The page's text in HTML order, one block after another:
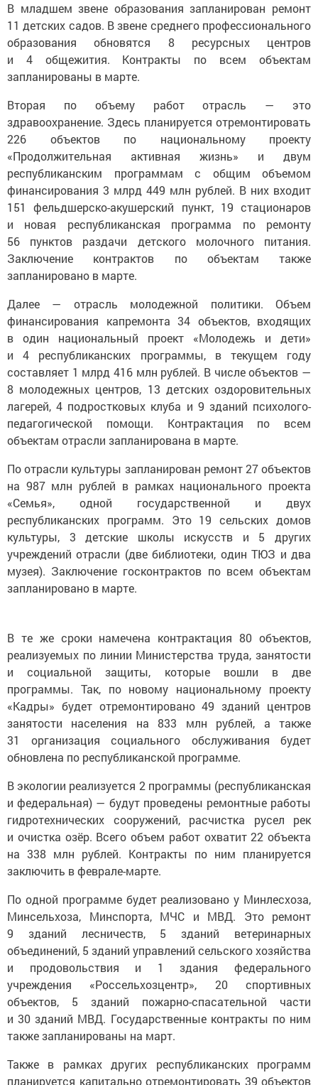
В младшем звене образования запланирован ремонт
11 детских садов. В звене среднего профессионального
образования обновятся 8 ресурсных центров
и 4 общежития. Контракты по всем объектам
запланированы в марте.
Вторая по объему работ отрасль — это
здравоохранение. Здесь планируется отремонтировать
226 объектов по национальному проекту
«Продолжительная активная жизнь» и двум
республиканским программам с общим объемом
финансирования 3 млрд 449 млн рублей. В них входит
151 фельдшерско-акушерский пункт, 19 стационаров
и новая республиканская программа по ремонту
56 пунктов раздачи детского молочного питания.
Заключение контрактов по объектам также
запланировано в марте.
Далее — отрасль молодежной политики. Объем
финансирования капремонта 34 объектов, входящих
в один национальный проект «Молодежь и дети»
и 4 республиканских программы, в текущем году
составляет 1 млрд 416 млн рублей. В числе объектов —
8 молодежных центров, 13 детских оздоровительных
лагерей, 4 подростковых клуба и 9 зданий психолого-
педагогической помощи. Контрактация по всем
объектам отрасли запланирована в марте.
По отрасли культуры запланирован ремонт 27 объектов
на 987 млн рублей в рамках национального проекта
«Семья», одной государственной и двух
республиканских программ. Это 19 сельских домов
культуры, 3 детские школы искусств и 5 других
учреждений отрасли (две библиотеки, один ТЮЗ и два
музея). Заключение госконтрактов по всем объектам
запланировано в марте.
В те же сроки намечена контрактация 80 объектов,
реализуемых по линии Министерства труда, занятости
и социальной защиты, которые вошли в две
программы. Так, по новому национальному проекту
«Кадры» будет отремонтировано 49 зданий центров
занятости населения на 833 млн рублей, а также
31 организация социального обслуживания будет
обновлена по республиканской программе.
В экологии реализуется 2 программы (республиканская
и федеральная) — будут проведены ремонтные работы
гидротехнических сооружений, расчистка русел рек
и очистка озёр. Всего объем работ охватит 22 объекта
на 338 млн рублей. Контракты по ним планируется
заключить в феврале-марте.
По одной программе будет реализовано у Минлесхоза,
Минсельхоза, Минспорта, МЧС и МВД. Это ремонт
9 зданий лесничеств, 5 зданий ветеринарных
объединений, 5 зданий управлений сельского хозяйства
и продовольствия и 1 здания федерального
учреждения «Россельхозцентр», 20 спортивных
объектов, 5 зданий пожарно-спасательной части
и 30 зданий МВД. Государственные контракты по ним
также запланированы на март.
Также в рамках других республиканских программ
планируется капитально отремонтировать 39 объектов